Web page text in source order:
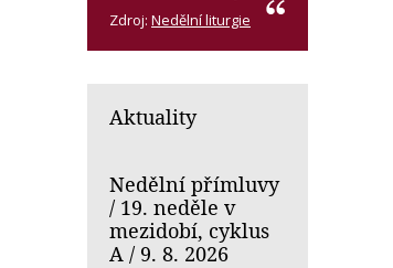
Zdroj: Nedělní liturgie
Aktuality
Nedělní přímluvy
/ 19. neděle v
mezidobí, cyklus
A / 9. 8. 2026